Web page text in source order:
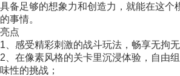
具备足够的想象力和创造力，就能在这个
的事情。
亮点
1、感受精彩刺激的战斗玩法，畅享无拘
2、在像素风格的关卡里沉浸体验，自由
味性的挑战；